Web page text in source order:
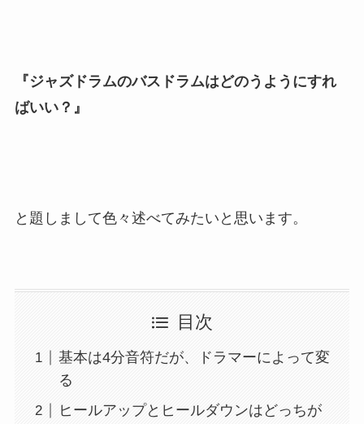
『ジャズドラムのバスドラムはどのうようにすれ
ばいい？』
と題しまして色々述べてみたいと思います。
目次
基本は4分音符だが、ドラマーによって変
る
ヒールアップとヒールダウンはどっちが